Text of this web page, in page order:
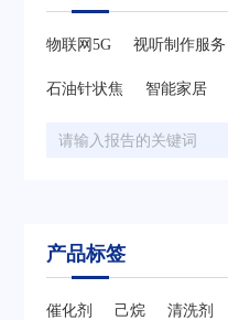
物联网5G 视听制作服务
石油针状焦 智能家居
产品标签
催化剂 己烷 清洗剂